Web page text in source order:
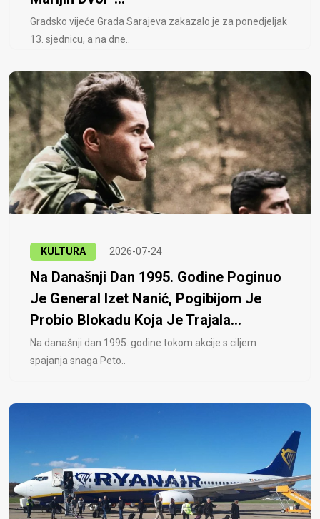
Gradsko vijeće Grada Sarajeva zakazalo je za ponedjeljak
13. sjednicu, a na dne..
KULTURA 2026-07-24
Na Današnji Dan 1995. Godine Poginuo
Je General Izet Nanić, Pogibijom Je
Probio Blokadu Koja Je Trajala...
Na današnji dan 1995. godine tokom akcije s ciljem
spajanja snaga Peto..